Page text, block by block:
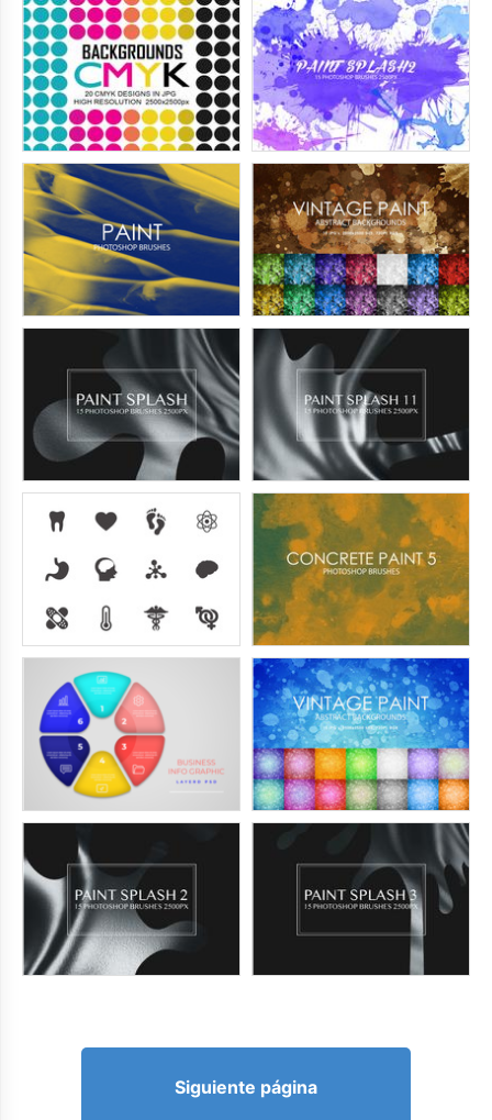
Siguiente página